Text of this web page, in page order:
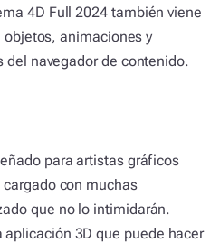
4D Full 2024 también viene
animaciones y
del navegador de contenido.
para artistas gráficos
con muchas
que no lo intimidarán.
aplicación 3D que puede hacer